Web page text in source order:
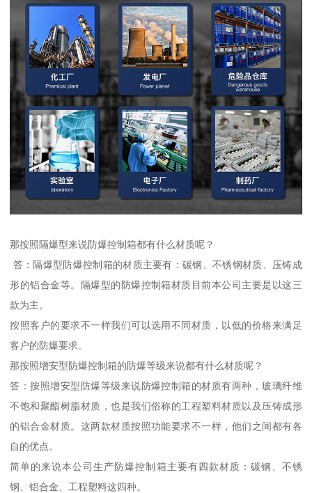
那按照隔爆型来说防爆控制箱都有什么材质呢？
答：隔爆型防爆控制箱的材质主要有：碳钢、不锈钢材质、压铸成
形的铝合金等。隔爆型的防爆控制箱材质目前本公司主要是以这三
款为主。
按照客户的要求不一样我们可以选用不同材质，以低的价格来满足
客户的防爆要求。
那按照增安型防爆控制箱的防爆等级来说都有什么材质呢？
答：按照增安型防爆等级来说防爆控制箱的材质有两种，玻璃纤维
不饱和聚酯树脂材质，也是我们俗称的工程塑料材质以及压铸成形
的铝合金材质。这两款材质按照功能要求不一样，他们之间都有各
自的优点。
简单的来说本公司生产防爆控制箱主要有四款材质：碳钢、不锈
钢、铝合金、工程塑料这四种。